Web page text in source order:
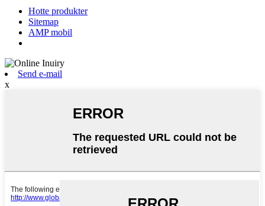
Hotte produkter
Sitemap
AMP mobil
Send e-mail
x